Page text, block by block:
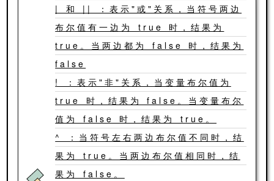
| 和 || ：表示"或"关系，当符号两边
布尔值有一边为 true 时，结果为
true。当两边都为 false 时，结果为
false
! ：表示"非"关系，当变量布尔值为
true 时，结果为 false。当变量布尔
值为 false 时，结果为 true。
^ ：当符号左右两边布尔值不同时，结
果为 true。当两边布尔值相同时，结
果为 false。